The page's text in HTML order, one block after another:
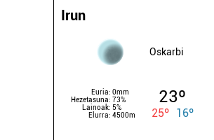
Irun
Oskarbi
Euria: 0mm
Hezetasuna: 73%
Lainoak: 5%
Elurra: 4500m
23º
25º 16º